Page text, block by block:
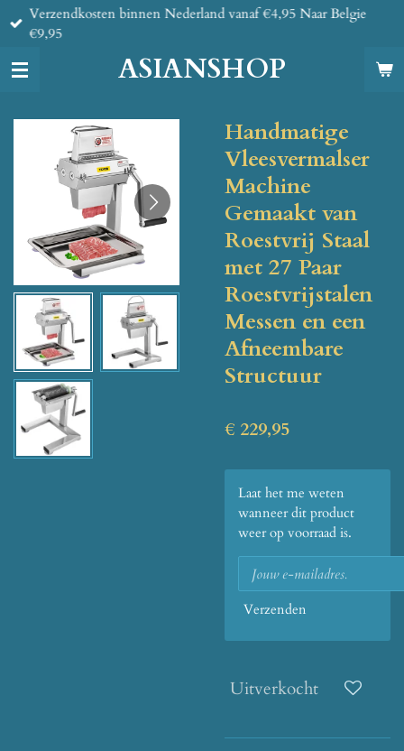
Ga
direct
de
ASIANSHOP
Verzendkosten binnen Nederland vanaf €4,95 Naar Belgie
€9,95
Handmatige
Vleesvermalser
Machine
Gemaakt van
Roestvrij Staal
met 27 Paar
Roestvrijstalen
Messen en een
Afneembare
Structuur
€ 229,95
Laat het me weten
wanneer dit product
weer op voorraad is.
Verzenden
Uitverkocht